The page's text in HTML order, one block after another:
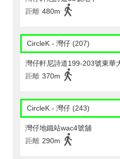
距離 480m
CircleK - 灣仔 (207)
灣仔軒尼詩道199-203號東華
距離 370m
CircleK - 灣仔 (243)
灣仔地鐵站wac4號舖
距離 290m